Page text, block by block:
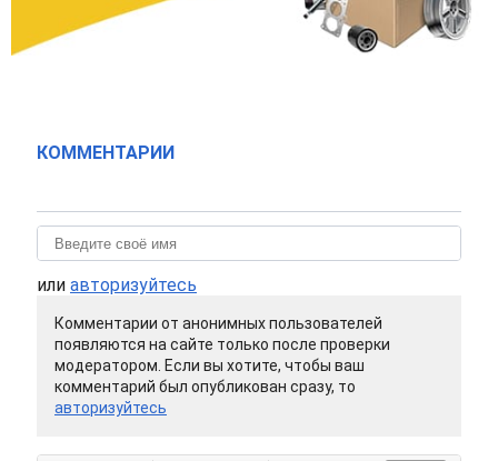
КОММЕНТАРИИ
или авторизуйтесь
Комментарии от анонимных пользователей
появляются на сайте только после проверки
модератором. Если вы хотите, чтобы ваш
комментарий был опубликован сразу, то
авторизуйтесь